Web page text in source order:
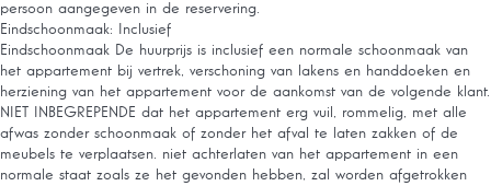
persoon aangegeven in de reservering.
Eindschoonmaak: Inclusief
Eindschoonmaak De huurprijs is inclusief een normale schoonmaak van
het appartement bij vertrek, verschoning van lakens en handdoeken en
herziening van het appartement voor de aankomst van de volgende klant.
NIET INBEGREPENDE dat het appartement erg vuil, rommelig, met alle
afwas zonder schoonmaak of zonder het afval te laten zakken of de
meubels te verplaatsen. niet achterlaten van het appartement in een
normale staat zoals ze het gevonden hebben, zal worden afgetrokken